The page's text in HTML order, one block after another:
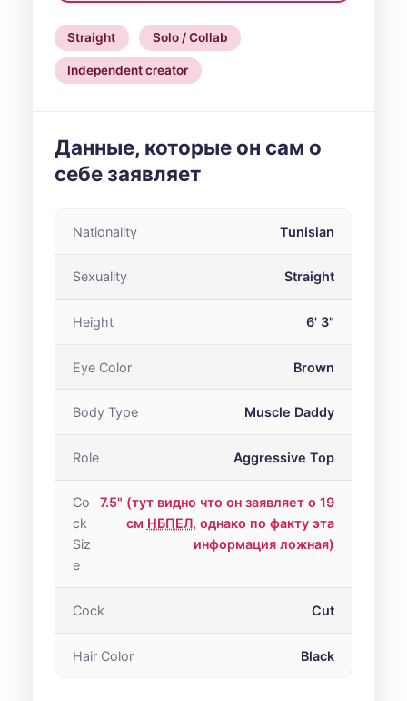
Straight Solo / Collab
Independent creator
Данные, которые он сам о
себе заявляет
Nationality Tunisian
Sexuality Straight
Height 6' 3"
Eye Color Brown
Body Type Muscle Daddy
Role Aggressive Top
Co
ck
Siz
e
7.5" (тут видно что он заявляет о 19
см НБПЕЛ, однако по факту эта
информация ложная)
Cock Cut
Hair Color Black